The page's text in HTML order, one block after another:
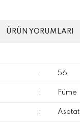
ÜRÜN YORUMLARI
: 56
: Füme
: Asetat